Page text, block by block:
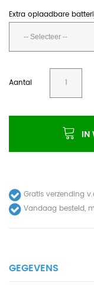
Extra oplaadbare
Aantal
IN
Gratis verzending
Vandaag besteld,
GEGEVENS